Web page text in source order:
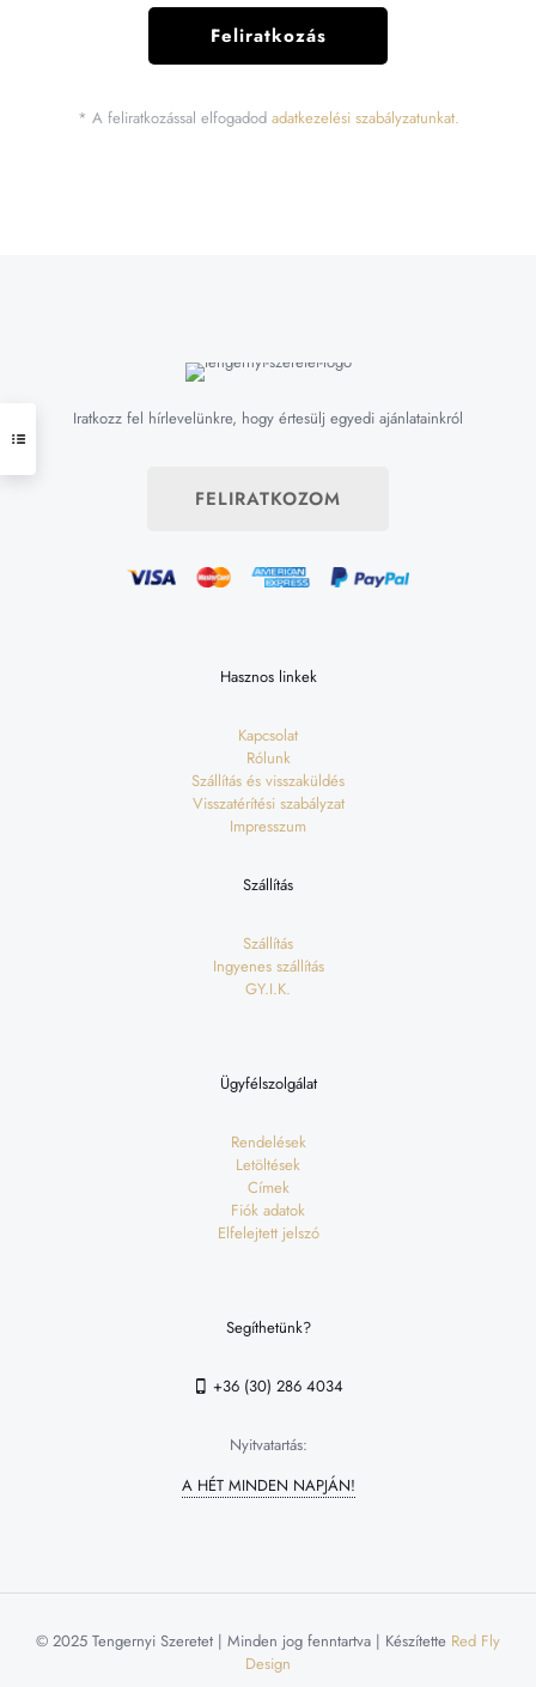
* A feliratkozással elfogadod adatkezelési szabályzatunkat.
Iratkozz fel hírlevelünkre, hogy értesülj egyedi ajánlatainkról
FELIRATKOZOM
Hasznos linkek
Kapcsolat
Rólunk
Szállítás és visszaküldés
Visszatérítési szabályzat
Impresszum
Szállítás
Szállítás
Ingyenes szállítás
GY.I.K.
Ügyfélszolgálat
Rendelések
Letöltések
Címek
Fiók adatok
Elfelejtett jelszó
Segíthetünk?
+36 (30) 286 4034
Nyitvatartás:
A HÉT MINDEN NAPJÁN!
© 2025 Tengernyi Szeretet | Minden jog fenntartva | Készítette Red Fly
Design